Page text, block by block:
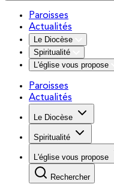
Paroisses
Actualités
Le Diocèse
Spiritualité
L'église vous propose
Paroisses
Actualités
Le Diocèse
Spiritualité
L'église vous propose
Rechercher